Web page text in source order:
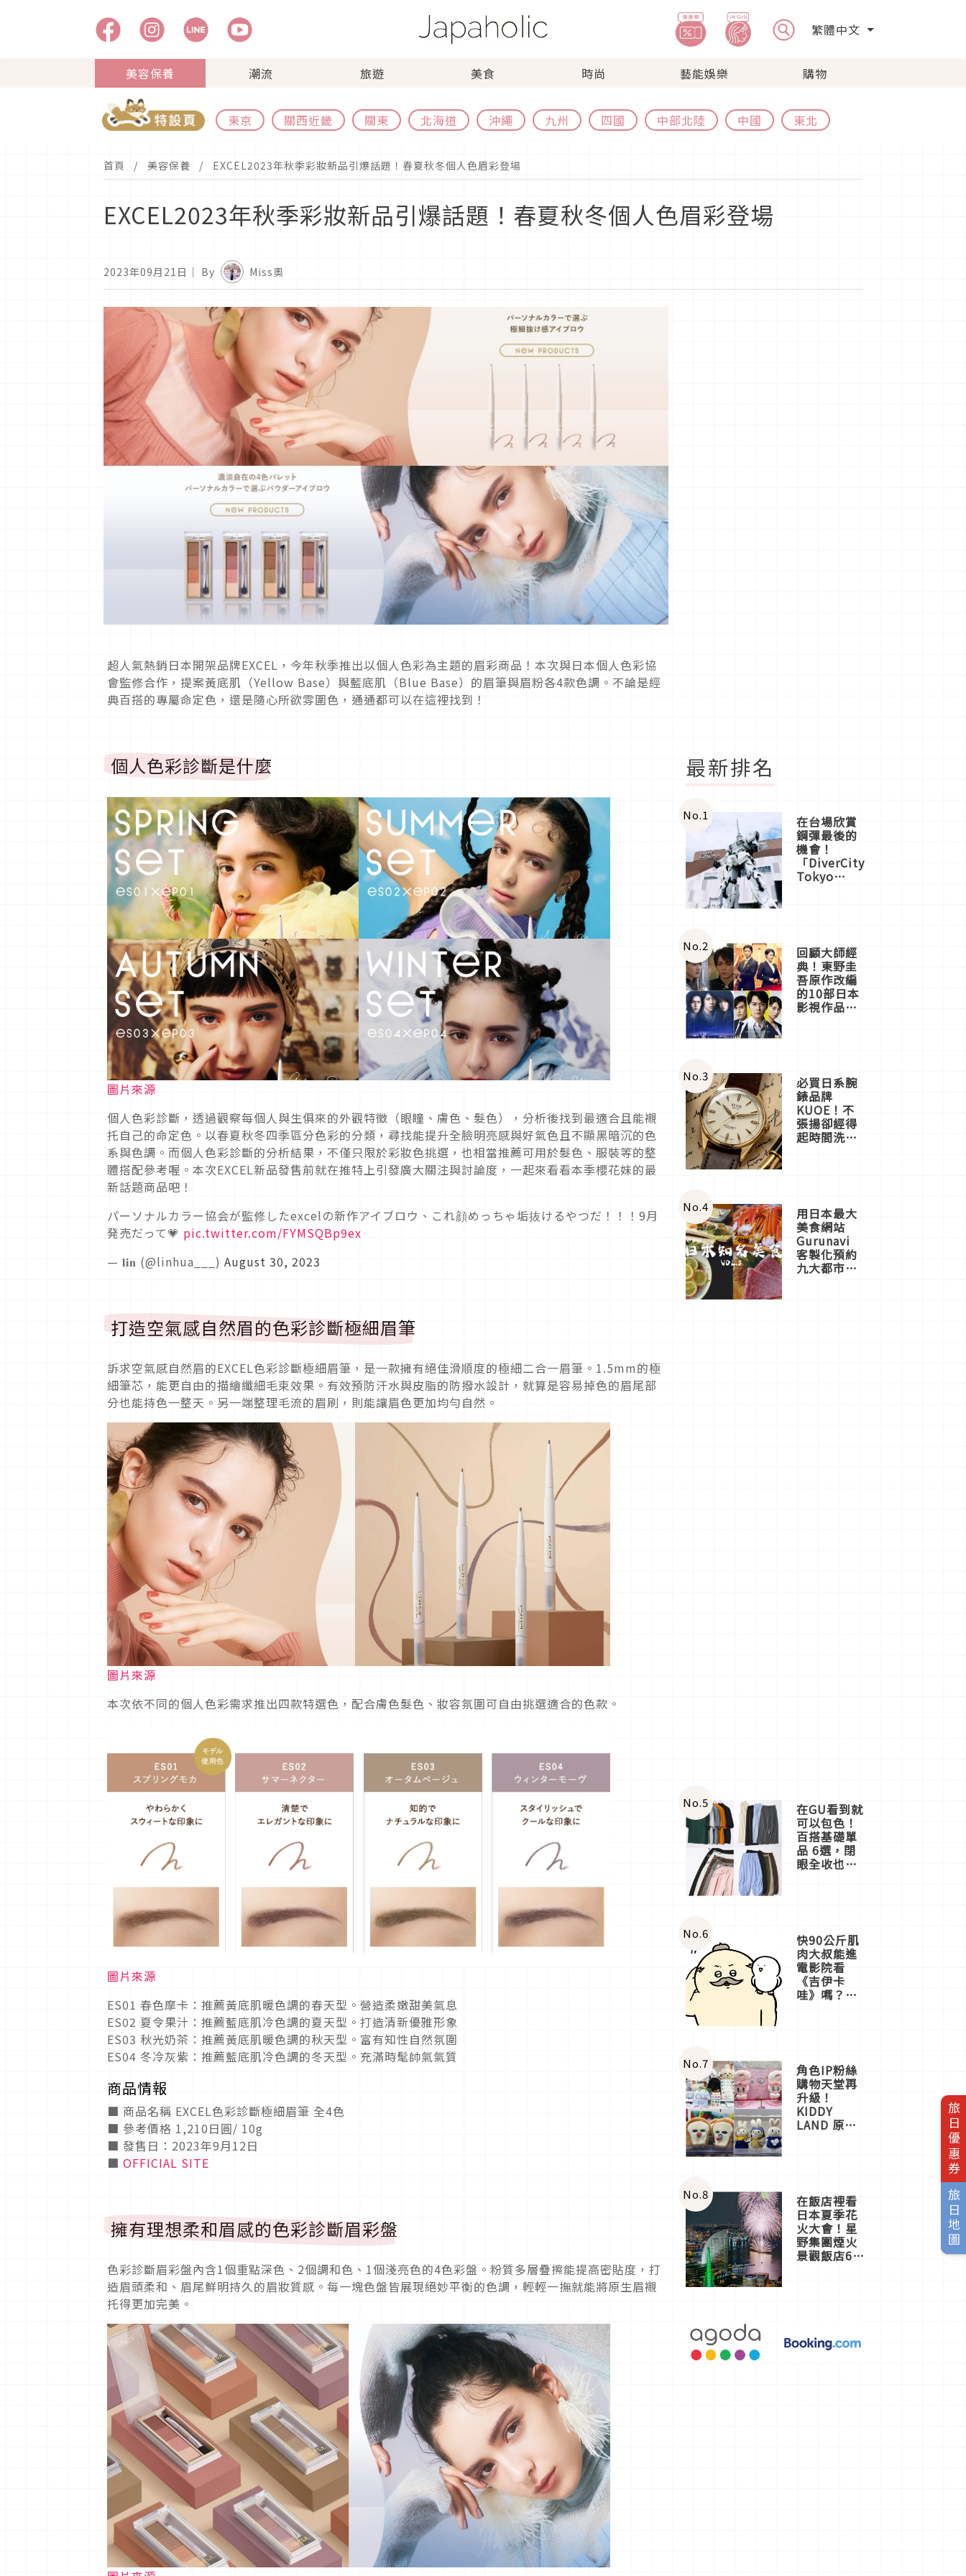
繁體中文
美容保養 潮流 旅遊 美食 時尚 藝能娛樂 購物
東京 關西近畿 關東 北海道 沖繩 九州 四國 中部北陸 中國 東北
旅日優惠券
旅日地圖
首頁 美容保養 EXCEL2023年秋季彩妝新品引爆話題！春夏秋冬個人色眉彩登場
EXCEL2023年秋季彩妝新品引爆話題！春夏秋冬個人色眉彩登場
2023年09月21日 ｜ By Miss奧
超人氣熱銷日本開架品牌EXCEL，今年秋季推出以個人色彩為主題的眉彩商品！本次與日本個人色彩協
會監修合作，提案黃底肌（Yellow Base）與藍底肌（Blue Base）的眉筆與眉粉各4款色調。不論是經
典百搭的專屬命定色，還是隨心所欲雰圍色，通通都可以在這裡找到！
個人色彩診斷是什麼
圖片來源
個人色彩診斷，透過觀察每個人與生俱來的外觀特徵（眼瞳、膚色、髮色），分析後找到最適合且能襯
托自己的命定色。以春夏秋冬四季區分色彩的分類，尋找能提升全臉明亮感與好氣色且不顯黑暗沉的色
系與色調。而個人色彩診斷的分析結果，不僅只限於彩妝色挑選，也相當推薦可用於髮色、服裝等的整
體搭配參考喔。本次EXCEL新品發售前就在推特上引發廣大關注與討論度，一起來看看本季櫻花妹的最
新話題商品吧！
パーソナルカラー協会が監修したexcelの新作アイブロウ、これ顔めっちゃ垢抜けるやつだ！！！9月
発売だって💗 pic.twitter.com/FYMSQBp9ex
— 𝐥𝐢𝐧 (@linhua___) August 30, 2023
打造空氣感自然眉的色彩診斷極細眉筆
訴求空氣感自然眉的EXCEL色彩診斷極細眉筆，是一款擁有絕佳滑順度的極細二合一眉筆。1.5mm的極
細筆芯，能更自由的描繪纖細毛束效果。有效預防汗水與皮脂的防撥水設計，就算是容易掉色的眉尾部
分也能持色一整天。另一端整理毛流的眉刷，則能讓眉色更加均勻自然。
圖片來源
本次依不同的個人色彩需求推出四款特選色，配合膚色髮色、妝容氛圍可自由挑選適合的色款。
圖片來源
ES01 春色摩卡：推薦黃底肌暖色調的春天型。營造柔嫩甜美氣息
ES02 夏令果汁：推薦藍底肌冷色調的夏天型。打造清新優雅形象
ES03 秋光奶茶：推薦黃底肌暖色調的秋天型。富有知性自然氛圍
ES04 冬冷灰紫：推薦藍底肌冷色調的冬天型。充滿時髦帥氣氣質
商品情報
■ 商品名稱 EXCEL色彩診斷極細眉筆 全4色
■ 參考價格 1,210日圓/ 10g
■ 發售日：2023年9月12日
■ OFFICIAL SITE
擁有理想柔和眉感的色彩診斷眉彩盤
色彩診斷眉彩盤內含1個重點深色、2個調和色、1個淺亮色的4色彩盤。粉質多層疊擦能提高密貼度，打
造眉頭柔和、眉尾鮮明持久的眉妝質感。每一塊色盤皆展現絕妙平衡的色調，輕輕一撫就能將原生眉襯
托得更加完美。
最新排名
No.1 在台場欣賞
鋼彈最後的
機會！
「DiverCity
Tokyo
體驗
No.2 回顧大師經
典！東野圭
吾原作改編
的10部日本
影視作品推
No.3 必買日系腕
錶品牌
KUOE！不
張揚卻經得
起時間洗鍊
No.4 用日本最大
美食網站
Gurunavi
客製化預約
九大都市餐
No.5 在GU看到就
可以包色！
百搭基礎單
品 6選，閉
眼全收也不
No.6 快90公斤肌
肉大叔能進
電影院看
《吉伊卡
哇》嗎？日
一同給出了
答案
No.7 角色IP粉絲
購物天堂再
升級！
KIDDY
LAND 原宿
店3分即達
No.8 在飯店裡看
日本夏季花
火大會！星
野集團煙火
景觀飯店6